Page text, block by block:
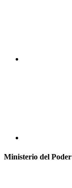
Ministerio del